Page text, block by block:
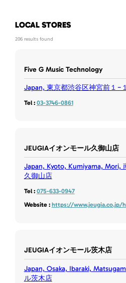
LOCAL STORES
206 results found
Five G Music Technology
Japan, 東京都渋谷区神宮前１−
Tel : 03-3746-0861
JEUGIAイオンモール久御山店
Japan, Kyoto, Kumiyama, Mori,
久御山店
Tel : 075-633-0947
Website : https://www.jeugia.co.jp/
JEUGIAイオンモール茨木店
Japan, Osaka, Ibaraki,
ル茨木店